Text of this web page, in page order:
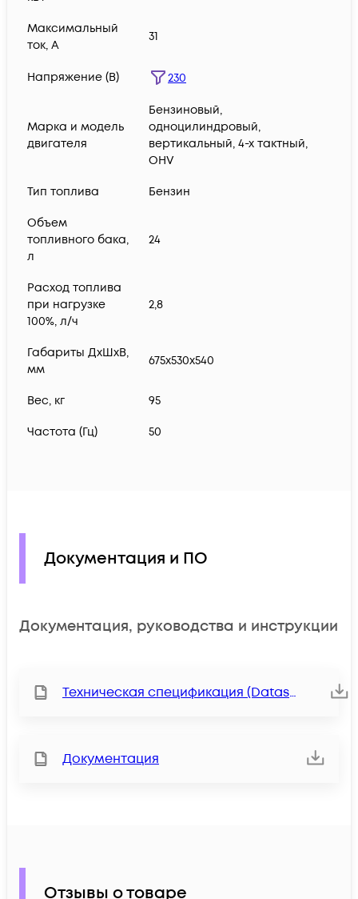
Максимальный
ток, А
31
Напряжение (В) 230
Марка и модель
двигателя
Бензиновый,
одноцилиндровый,
вертикальный, 4-х тактный,
OHV
Тип топлива Бензин
Объем
топливного бака,
л
24
Расход топлива
при нагрузке
100%, л/ч
2,8
Габариты ДхШхВ,
мм
675х530х540
Вес, кг 95
Частота (Гц) 50
Документация и ПО
Документация, руководства и инструкции
Техническая спецификация (Datasheet)
Документация
Отзывы о товаре